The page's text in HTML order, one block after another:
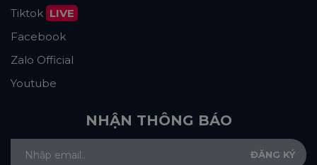
Tiktok LIVE
Facebook
Zalo Official
Youtube
NHẬN THÔNG BÁO